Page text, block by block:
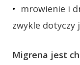
mrowienie i
zwykle dotyczy
Migrena jest